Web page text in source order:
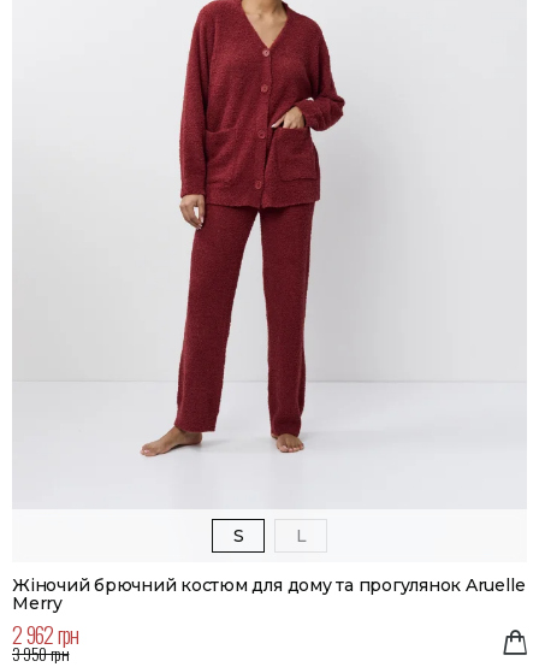
S L
Жіночий брючний костюм для дому та прогулянок Aruelle
Merry
2 962 грн
3 950 грн